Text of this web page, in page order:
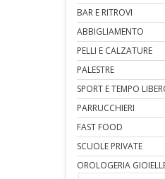
BAR E RITROVI
ABBIGLIAMENTO
PELLI E CALZATURE
PALESTRE
SPORT E TEMPO
PARRUCCHIERI
FAST FOOD
SCUOLE PRIVATE
OROLOGERIA